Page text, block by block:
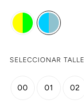
SELECCIONAR TALLE
00 01 02